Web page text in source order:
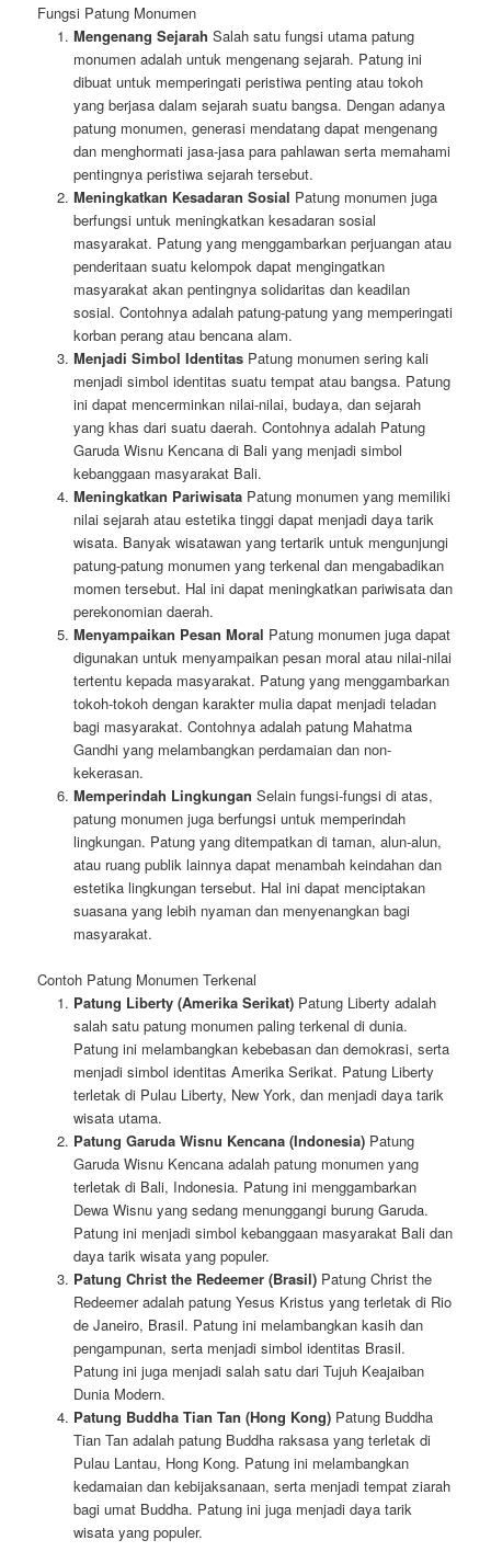
Fungsi Patung Monumen
Mengenang Sejarah Salah satu fungsi utama patung
monumen adalah untuk mengenang sejarah. Patung ini
dibuat untuk memperingati peristiwa penting atau tokoh
yang berjasa dalam sejarah suatu bangsa. Dengan adanya
patung monumen, generasi mendatang dapat mengenang
dan menghormati jasa-jasa para pahlawan serta memahami
pentingnya peristiwa sejarah tersebut.
Meningkatkan Kesadaran Sosial Patung monumen juga
berfungsi untuk meningkatkan kesadaran sosial
masyarakat. Patung yang menggambarkan perjuangan atau
penderitaan suatu kelompok dapat mengingatkan
masyarakat akan pentingnya solidaritas dan keadilan
sosial. Contohnya adalah patung-patung yang memperingati
korban perang atau bencana alam.
Menjadi Simbol IdentitasPatung monumen sering kali
menjadi simbol identitas suatu tempat atau bangsa. Patung
ini dapat mencerminkan nilai-nilai, budaya, dan sejarah
yang khas dari suatu daerah. Contohnya adalah Patung
Garuda Wisnu Kencana di Bali yang menjadi simbol
kebanggaan masyarakat Bali.
Meningkatkan PariwisataPatung monumen yang memiliki
nilai sejarah atau estetika tinggi dapat menjadi daya tarik
wisata. Banyak wisatawan yang tertarik untuk mengunjungi
patung-patung monumen yang terkenal dan mengabadikan
momen tersebut. Hal ini dapat meningkatkan pariwisata dan
perekonomian daerah.
Menyampaikan Pesan Moral Patung monumen juga dapat
digunakan untuk menyampaikan pesan moral atau nilai-nilai
tertentu kepada masyarakat. Patung yang menggambarkan
tokoh-tokoh dengan karakter mulia dapat menjadi teladan
bagi masyarakat. Contohnya adalah patung Mahatma
Gandhi yang melambangkan perdamaian dan non-
kekerasan.
Memperindah Lingkungan Selain fungsi-fungsi di atas,
patung monumen juga berfungsi untuk memperindah
lingkungan. Patung yang ditempatkan di taman, alun-alun,
atau ruang publik lainnya dapat menambah keindahan dan
estetika lingkungan tersebut. Hal ini dapat menciptakan
suasana yang lebih nyaman dan menyenangkan bagi
masyarakat.
Contoh Patung Monumen Terkenal
Patung Liberty (Amerika Serikat)Patung Liberty adalah
salah satu patung monumen paling terkenal di dunia.
Patung ini melambangkan kebebasan dan demokrasi, serta
menjadi simbol identitas Amerika Serikat. Patung Liberty
terletak di Pulau Liberty, New York, dan menjadi daya tarik
wisata utama.
Patung Garuda Wisnu Kencana (Indonesia)Patung
Garuda Wisnu Kencana adalah patung monumen yang
terletak di Bali, Indonesia. Patung ini menggambarkan
Dewa Wisnu yang sedang menunggangi burung Garuda.
Patung ini menjadi simbol kebanggaan masyarakat Bali dan
daya tarik wisata yang populer.
Patung Christ the Redeemer (Brasil)Patung Christ the
Redeemer adalah patung Yesus Kristus yang terletak di Rio
de Janeiro, Brasil. Patung ini melambangkan kasih dan
pengampunan, serta menjadi simbol identitas Brasil.
Patung ini juga menjadi salah satu dari Tujuh Keajaiban
Dunia Modern.
Patung Buddha Tian Tan (Hong Kong)Patung Buddha
Tian Tan adalah patung Buddha raksasa yang terletak di
Pulau Lantau, Hong Kong. Patung ini melambangkan
kedamaian dan kebijaksanaan, serta menjadi tempat ziarah
bagi umat Buddha. Patung ini juga menjadi daya tarik
wisata yang populer.